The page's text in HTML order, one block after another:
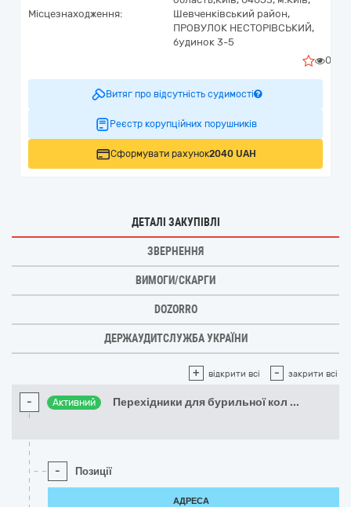
Місцезнаходження:
Шевченківський район,
ПРОВУЛОК НЕСТОРІВСЬКИЙ,
будинок 3-5
0
Витяг про відсутність судимості
Реєстр корупційних порушників
Сформувати рахунок2040 UAH
ДЕТАЛІ ЗАКУПІВЛІ
ЗВЕРНЕННЯ
ВИМОГИ/СКАРГИ
DOZORRO
ДЕРЖАУДИТСЛУЖБА УКРАЇНИ
+ відкрити всі - закрити всі
- Активний Перехідники для бурильної кол ...
- Позиції
АДРЕСА